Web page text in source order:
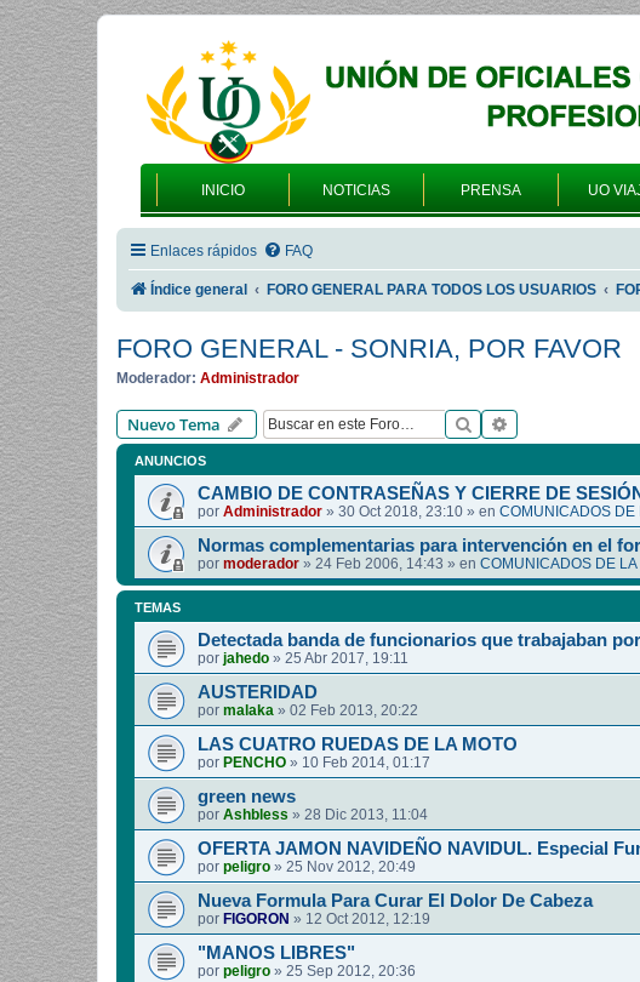
INICIO NOTICIAS PRENSA UO
Enlaces rápidos FAQ
Índice general FORO GENERAL PARA TODOS LOS USUARIOS
FORO GENERAL - SONRIA, POR FAVOR
Moderador: Administrador
Nuevo Tema Buscar
ANUNCIOS
CAMBIO DE CONTRASEÑAS Y CIERRE DE
por Administrador » 30 Oct 2018, 23:10 » en COMUNICADOS DE
Normas complementarias para intervención en el
por moderador » 24 Feb 2006, 14:43 » en COMUNICADOS DE
TEMAS
Detectada banda de funcionarios que trabajaban
por jahedo » 25 Abr 2017, 19:11
AUSTERIDAD
por malaka » 02 Feb 2013, 20:22
LAS CUATRO RUEDAS DE LA MOTO
por PENCHO » 10 Feb 2014, 01:17
green news
por Ashbless » 28 Dic 2013, 11:04
OFERTA JAMON NAVIDEÑO NAVIDUL. Especial
por peligro » 25 Nov 2012, 20:49
Nueva Formula Para Curar El Dolor De Cabeza
por FIGORON » 12 Oct 2012, 12:19
"MANOS LIBRES"
por peligro » 25 Sep 2012, 20:36